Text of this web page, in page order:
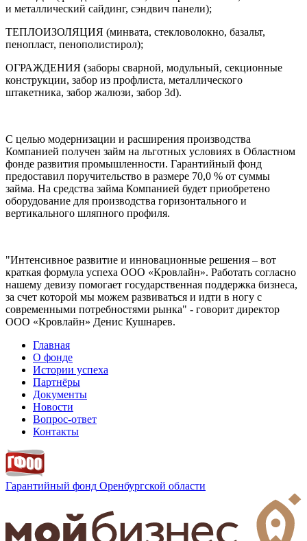
и металлический сайдинг, сэндвич панели);
ТЕПЛОИЗОЛЯЦИЯ (минвата, стекловолокно, базальт,
пенопласт, пенополистирол);
ОГРАЖДЕНИЯ (заборы сварной, модульный, секционные
конструкции, забор из профлиста, металлического
штакетника, забор жалюзи, забор 3d).
С целью модернизации и расширения производства
Компанией получен займ на льготных условиях в Областном
фонде развития промышленности. Гарантийный фонд
предоставил поручительство в размере 70,0 % от суммы
займа. На средства займа Компанией будет приобретено
оборудование для производства горизонтального и
вертикального шляпного профиля.
"Интенсивное развитие и инновационные решения – вот
краткая формула успеха ООО «Кровлайн». Работать согласно
нашему девизу помогает государственная поддержка бизнеса,
за счет которой мы можем развиваться и идти в ногу с
современными потребностями рынка" - говорит директор
ООО «Кровлайн» Денис Кушнарев.
Главная
О фонде
Истории успеха
Партнёры
Документы
Новости
Вопрос-ответ
Контакты
Гарантийный фонд Оренбургской области